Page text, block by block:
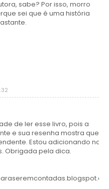
sabe? Por isso, morro
sei que é uma história
de ler esse livro, pois a
e sua resenha mostra que a
Estou adicionando na
Obrigada pela dica.